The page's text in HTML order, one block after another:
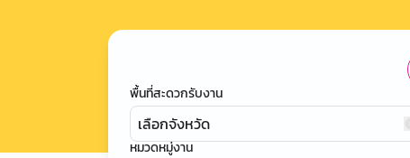
พื้นที่สะดวกรับงาน
เลือกจังหวัด
หมวดหมู่งาน